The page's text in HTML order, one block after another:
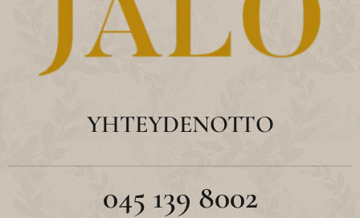
YHTEYDENOTTO
045 139 8002